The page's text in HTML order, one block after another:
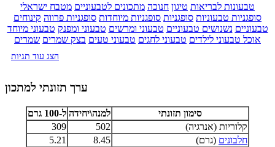
טבעונות לבריאות טיגון חנוכה מתכונים לטבעוניים מטבח ישראלי
סופגניות טבעוניות סופגניות סופגניות מיוחדות סופגניות פרווה קינוחים
טבעוניים נשנושים טבעוניים טבעוני ומרשים טבעוני ומפנק טבעוני מיוחד
אוכל טבעוני לילדים טבעוני לחגים טבעוני טעים בצק שמרים שמרים
הצג עוד תגיות
ערך תזונתי למתכון
סימון תזונתי למנה\יחידה ל-100 גרם
קלוריות (אנרגיה)
502
309
חלבונים (גרם) 8.45
5.21